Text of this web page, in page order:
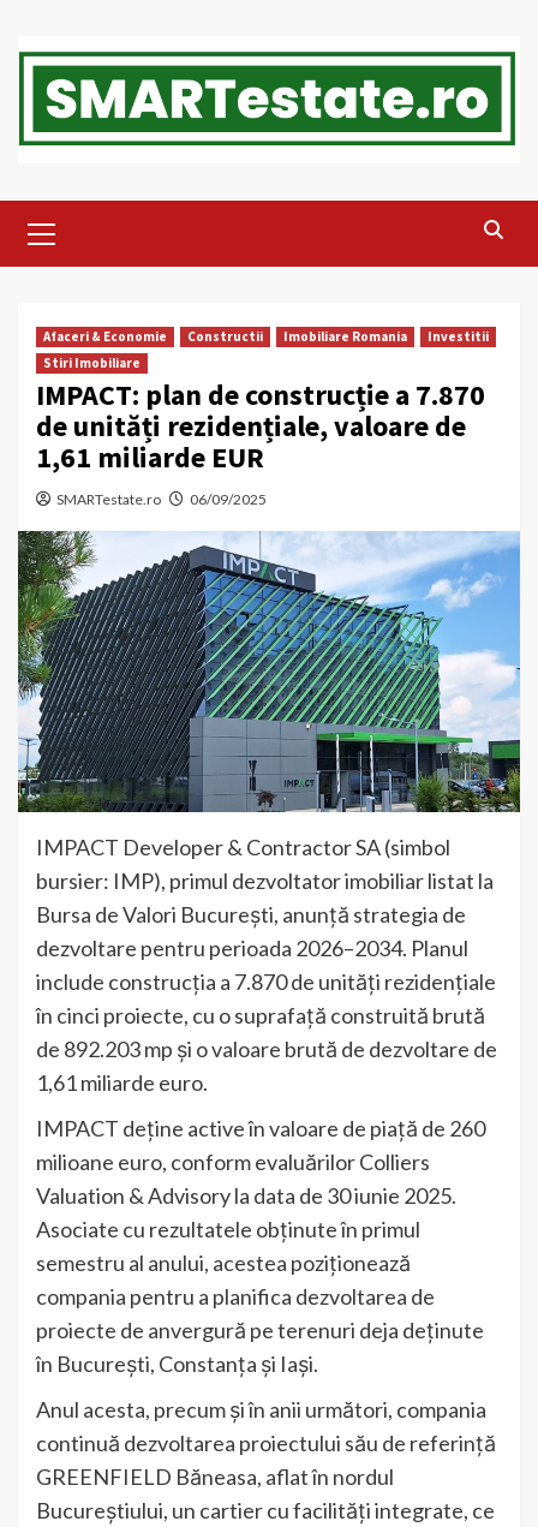
content
Menu
Afaceri & Economie Constructii Imobiliare Romania
Investitii
Stiri Imobiliare
IMPACT: plan de construcție a 7.870
de unități rezidențiale, valoare de
1,61 miliarde EUR
SMARTestate.ro 06/09/2025
IMPACT Developer & Contractor SA (simbol
bursier: IMP), primul dezvoltator imobiliar listat la
Bursa de Valori București, anunță strategia de
dezvoltare pentru perioada 2026–2034. Planul
include construcția a 7.870 de unități rezidențiale
în cinci proiecte, cu o suprafață construită brută
de 892.203 mp și o valoare brută de dezvoltare de
1,61 miliarde euro.
IMPACT deține active în valoare de piață de 260
milioane euro, conform evaluărilor Colliers
Valuation & Advisory la data de 30 iunie 2025.
Asociate cu rezultatele obținute în primul
semestru al anului, acestea poziționează
compania pentru a planifica dezvoltarea de
proiecte de anvergură pe terenuri deja deținute
în București, Constanța și Iași.
Anul acesta, precum și în anii următori, compania
continuă dezvoltarea proiectului său de referință
GREENFIELD Băneasa, aflat în nordul
Bucureștiului, un cartier cu facilități integrate, ce